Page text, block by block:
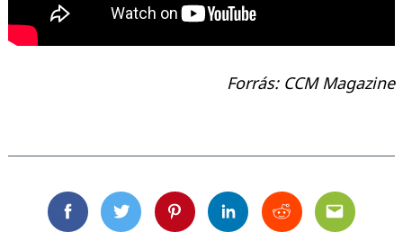
Forrás: CCM Magazine
FacebookTwitterPinterestLinkedinRedditEmail